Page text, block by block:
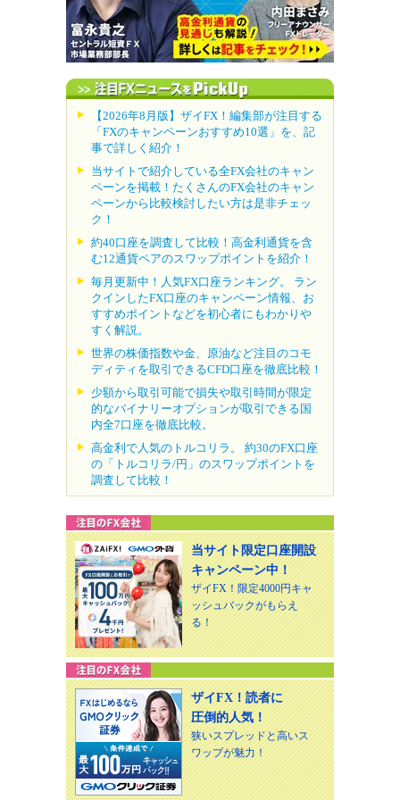
【2026年8月版】ザイFX！編集部が注目する
「FXのキャンペーンおすすめ10選」を、記
事で詳しく紹介！
当サイトで紹介している全FX会社のキャン
ペーンを掲載！たくさんのFX会社のキャン
ペーンから比較検討したい方は是非チェッ
ク！
約40口座を調査して比較！高金利通貨を含
む12通貨ペアのスワップポイントを紹介！
毎月更新中！人気FX口座ランキング。 ラン
クインしたFX口座のキャンペーン情報、お
すすめポイントなどを初心者にもわかりや
すく解説。
世界の株価指数や金、原油など注目のコモ
ディティを取引できるCFD口座を徹底比較！
少額から取引可能で損失や取引時間が限定
的なバイナリーオプションが取引できる国
内全7口座を徹底比較。
高金利で人気のトルコリラ。 約30のFX口座
の「トルコリラ/円」のスワップポイントを
調査して比較！
当サイト限定口座開設
キャンペーン中！
ザイFX！限定4000円キャ
ッシュバックがもらえ
る！
ザイFX！読者に
圧倒的人気！
狭いスプレッドと高いス
ワップが魅力！